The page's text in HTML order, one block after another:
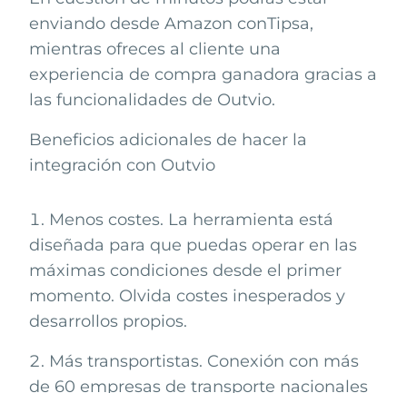
enviando desde Amazon conTipsa,
mientras ofreces al cliente una
experiencia de compra ganadora gracias a
las funcionalidades de Outvio.
Beneficios adicionales de hacer la
integración con Outvio
Menos costes. La herramienta está
diseñada para que puedas operar en las
máximas condiciones desde el primer
momento. Olvida costes inesperados y
desarrollos propios.
Más transportistas. Conexión con más
de 60 empresas de transporte nacionales